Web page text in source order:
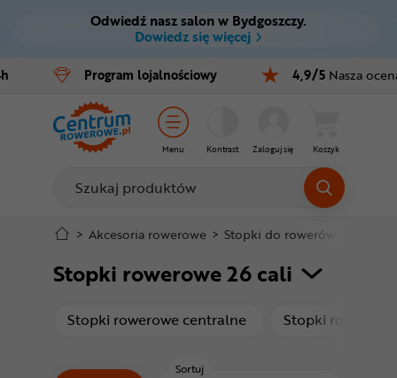
Ctrl M
Menu główne
Filtry
Produkty
Stopka
Mapa strony
Odwiedź nasz salon w Bydgoszczy.
Dowiedz się więcej
Program lojalnościowy 4,9/5 Nasza
Menu Kontrast Zaloguj się Koszyk
Rowery
E-bike
Części
Akcesoria
Odzież
Kaski
Buty
> Akcesoria rowerowe > Stopki do rowerów
Stopki rowerowe 26 cali
Stopki rowerowe centralne produkty
Stopki
Sortuj